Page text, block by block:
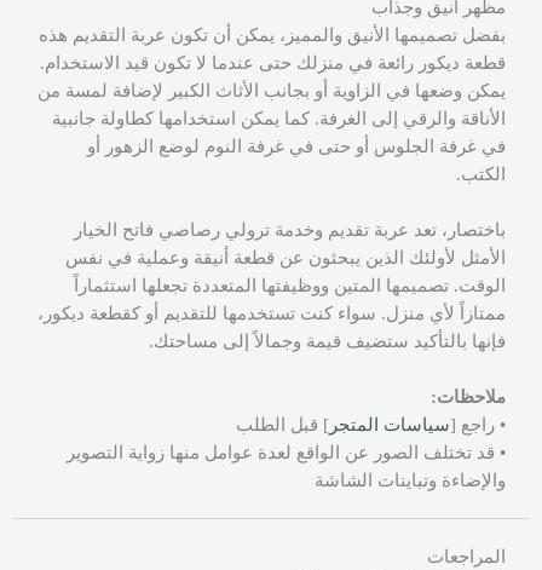
مظهر أنيق وجذاب
بفضل تصميمها الأنيق والمميز، يمكن أن تكون عربة التقديم هذه
قطعة ديكور رائعة في منزلك حتى عندما لا تكون قيد الاستخدام.
يمكن وضعها في الزاوية أو بجانب الأثاث الكبير لإضافة لمسة من
الأناقة والرقي إلى الغرفة. كما يمكن استخدامها كطاولة جانبية
في غرفة الجلوس أو حتى في غرفة النوم لوضع الزهور أو
الكتب.
باختصار، تعد عربة تقديم وخدمة ترولي رصاصي فاتح الخيار
الأمثل لأولئك الذين يبحثون عن قطعة أنيقة وعملية في نفس
الوقت. تصميمها المتين ووظيفتها المتعددة تجعلها استثماراً
ممتازاً لأي منزل. سواء كنت تستخدمها للتقديم أو كقطعة ديكور،
فإنها بالتأكيد ستضيف قيمة وجمالاً إلى مساحتك.
ملاحظات:
• راجع [سياسات المتجر ] قبل الطلب
• قد تختلف الصور عن الواقع لعدة عوامل منها زواية التصوير
والإضاءة وتباينات الشاشة
المراجعات